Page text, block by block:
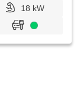
18 kW